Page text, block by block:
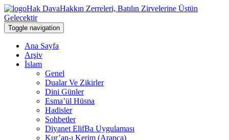
Hak DavaHakkın Zerreleri, Batılın Zirvelerine Üstün
Gelecektir
Toggle navigation
Ana Sayfa
Arşiv
İslam
Genel
Dualar Ve Zikirler
Dini Günler
Esma’ül Hüsna
Hadisler
Sohbetler
Diyanet ElifBa Uygulaması
Kur’an-ı Kerim (Arapça)